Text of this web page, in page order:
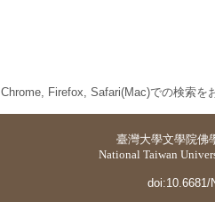
Chrome, Firefox, Safari(Mac)での検索を
臺灣大學文學院佛
National Taiwan
doi:10.6681/